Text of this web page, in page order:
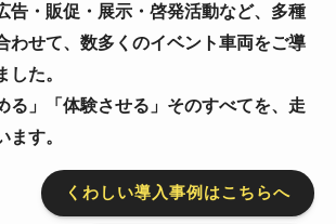
告・販促・展示・啓発活動など、 多種
わせて、数多くのイベント車両をご導
した。
る」「体験させる」そのすべてを、走
す。
くわしい導入事例はこちらへ